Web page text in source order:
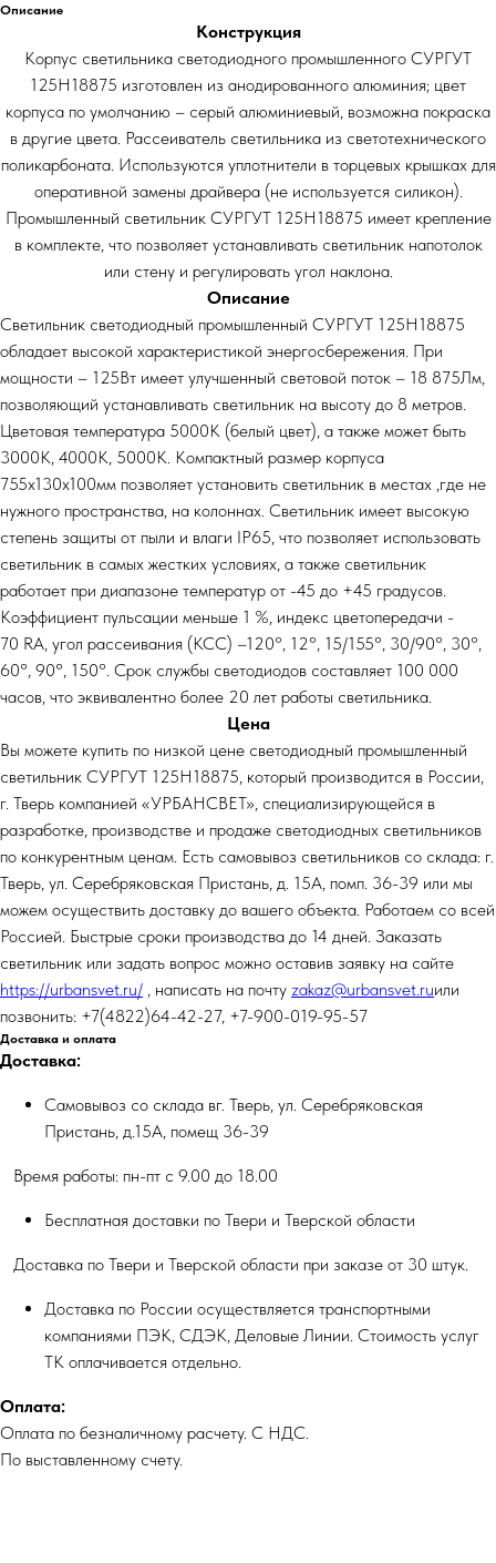
Описание
Конструкция
Корпус светильника светодиодного промышленного СУРГУТ
125Н18875 изготовлен из анодированного алюминия; цвет
корпуса по умолчанию – серый алюминиевый, возможна покраска
в другие цвета. Рассеиватель светильника из светотехнического
поликарбоната. Используются уплотнители в торцевых крышках для
оперативной замены драйвера (не используется силикон).
Промышленный светильник СУРГУТ 125Н18875 имеет крепление
в комплекте, что позволяет устанавливать светильник напотолок
или стену и регулировать угол наклона.
Описание
Светильник светодиодный промышленный СУРГУТ 125Н18875
обладает высокой характеристикой энергосбережения. При
мощности – 125Вт имеет улучшенный световой поток – 18 875Лм,
позволяющий устанавливать светильник на высоту до 8 метров.
Цветовая температура 5000К (белый цвет), а также может быть
3000К, 4000К, 5000К. Компактный размер корпуса
755х130х100мм позволяет установить светильник в местах ,где не
нужного пространства, на колоннах. Светильник имеет высокую
степень защиты от пыли и влаги IP65, что позволяет использовать
светильник в самых жестких условиях, а также светильник
работает при диапазоне температур от -45 до +45 градусов.
Коэффициент пульсации меньше 1 %, индекс цветопередачи -
70 RA, угол рассеивания (КСС) –120°, 12°, 15/155°, 30/90°, 30°,
60°, 90°, 150°. Срок службы светодиодов составляет 100 000
часов, что эквивалентно более 20 лет работы светильника.
Цена
Вы можете купить по низкой цене светодиодный промышленный
светильник СУРГУТ 125Н18875, который производится в России,
г. Тверь компанией «УРБАНСВЕТ», специализирующейся в
разработке, производстве и продаже светодиодных светильников
по конкурентным ценам. Есть самовывоз светильников со склада: г.
Тверь, ул. Серебряковская Пристань, д. 15А, помп. 36-39 или мы
можем осуществить доставку до вашего объекта. Работаем со всей
Россией. Быстрые сроки производства до 14 дней. Заказать
светильник или задать вопрос можно оставив заявку на сайте
https://urbansvet.ru/ , написать на почту zakaz@urbansvet.ruили
позвонить: +7(4822)64-42-27, +7-900-019-95-57
Доставка и оплата
Доставка:
Самовывоз со склада вг. Тверь, ул. Серебряковская
Пристань, д.15А, помещ 36-39
Время работы: пн-пт с 9.00 до 18.00
Бесплатная доставки по Твери и Тверской области
Доставка по Твери и Тверской области при заказе от 30 штук.
Доставка по России осуществляется транспортными
компаниями ПЭК, СДЭК, Деловые Линии. Стоимость услуг
ТК оплачивается отдельно.
Оплата:
Оплата по безналичному расчету. С НДС.
По выставленному счету.